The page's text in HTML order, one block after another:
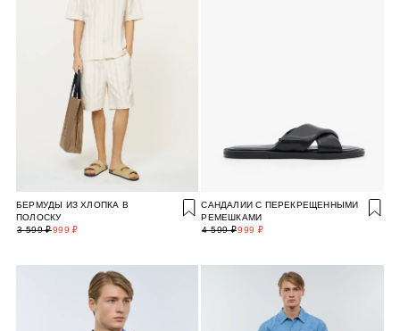
БЕРМУДЫ ИЗ ХЛОПКА В
ПОЛОСКУ
999 ₽
3 599 ₽
САНДАЛИИ С ПЕРЕКРЕЩЕННЫМИ
РЕМЕШКАМИ
999 ₽
4 599 ₽